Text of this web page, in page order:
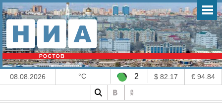
08.08.2026 °C 2 $ 82.17 € 94.84